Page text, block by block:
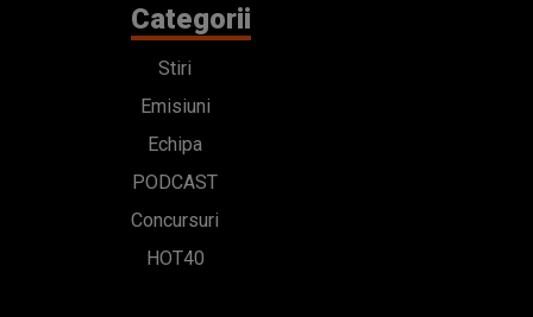
Categorii
Stiri
Emisiuni
Echipa
PODCAST
Concursuri
HOT40